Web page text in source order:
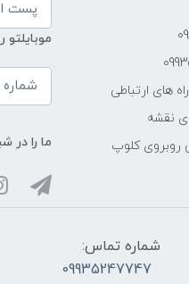
های ارتباطی
نقشه
روبروی کلوپ
ما را در
شماره تماس:
09935247747